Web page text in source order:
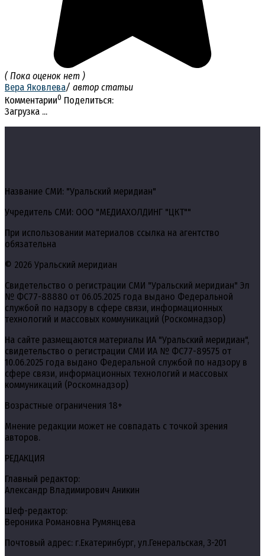
( Пока оценок нет )
Вера Яковлева/ автор статьи
Комментарии0 Поделиться:
Загрузка ...
Название СМИ: "Уральский меридиан"
Учредитель СМИ: ООО "МЕДИАХОЛДИНГ "ЦКТ""
При использовании материалов ссылка на агентство
обязательна
© 2026 Уральский меридиан
Свидетельство о регистрации СМИ "Уральский меридиан" Эл
№ ФС77-88880 от 06.05.2025 года выдано Федеральной
службой по надзору в сфере связи, информационных
технологий и массовых коммуникаций (Роскомнадзор)
На сайте размещаются материалы ИА "Уральский меридиан",
свидетельство о регистрации СМИ ИА № ФС77-89575 от
10.06.2025 года выдано Федеральной службой по надзору в
сфере связи, информационных технологий и массовых
коммуникаций (Роскомнадзор)
Возрастные ограничения 18+
Мнение редакции может не совпадать с точкой зрения
авторов.
РЕДАКЦИЯ
Главный редактор:
Александр Владимирович Аникин
Шеф-редактор:
Вероника Романовна Румянцева
Почтовый адрес: г.Екатеринбург, ул.Генеральская, 3-201